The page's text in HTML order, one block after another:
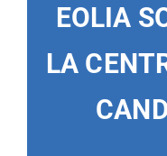
EOLIA
LA